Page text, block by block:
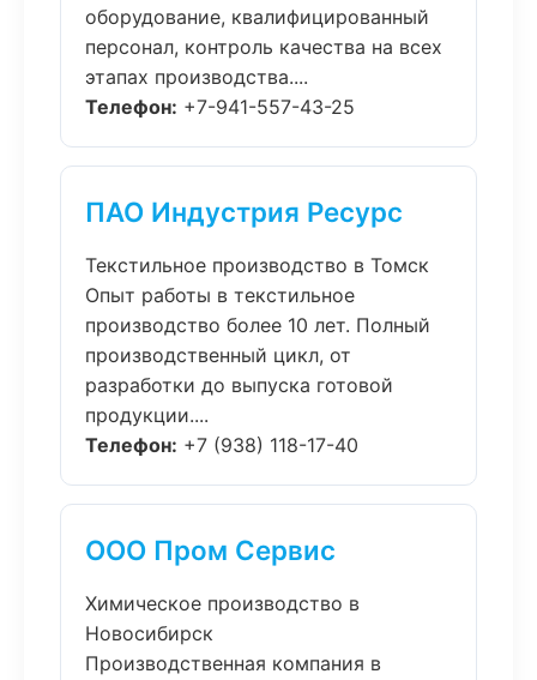
оборудование, квалифицированный
персонал, контроль качества на всех
этапах производства....
Телефон: +7-941-557-43-25
ПАО Индустрия Ресурс
Текстильное производство в Томск
Опыт работы в текстильное
производство более 10 лет. Полный
производственный цикл, от
разработки до выпуска готовой
продукции....
Телефон: +7 (938) 118-17-40
ООО Пром Сервис
Химическое производство в
Новосибирск
Производственная компания в